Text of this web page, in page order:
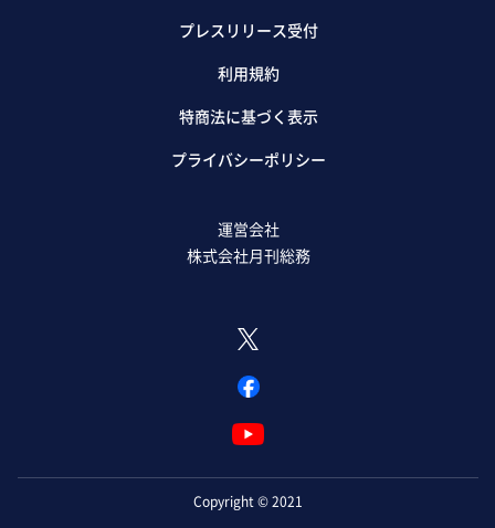
プレスリリース受付
利用規約
特商法に基づく表示
プライバシーポリシー
運営会社
株式会社月刊総務
Copyright © 2021